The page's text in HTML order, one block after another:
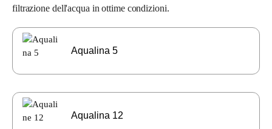
filtrazione dell'acqua in ottime condizioni.
Aqualina 5
Aqualina 12